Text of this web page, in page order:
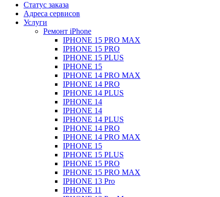
Статус заказа
Адреса сервисов
Услуги
Ремонт iPhone
IPHONE 15 PRO MAX
IPHONE 15 PRO
IPHONE 15 PLUS
IPHONE 15
IPHONE 14 PRO MAX
IPHONE 14 PRO
IPHONE 14 PLUS
IPHONE 14
IPHONE 14
IPHONE 14 PLUS
IPHONE 14 PRO
IPHONE 14 PRO MAX
IPHONE 15
IPHONE 15 PLUS
IPHONE 15 PRO
IPHONE 15 PRO MAX
IPHONE 13 Pro
IPHONE 11